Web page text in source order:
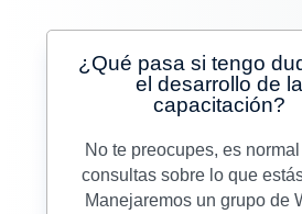
¿Qué pasa si tengo
el desarrollo de la
capacitación?
No te preocupes, es
consultas sobre lo que
Manejaremos un grupo de